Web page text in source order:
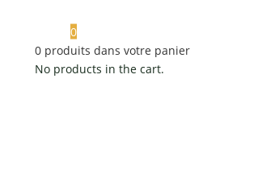
0
0 produits dans votre panier
No products in the cart.